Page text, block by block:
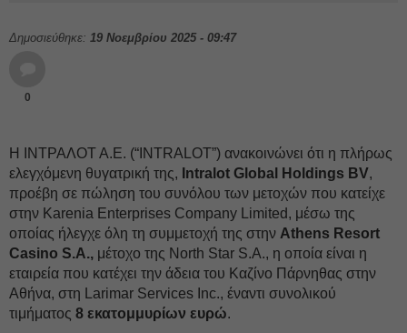
Δημοσιεύθηκε: 19 Νοεμβρίου 2025 - 09:47
0
Η ΙΝΤΡΑΛΟΤ Α.Ε. (“INTRALOT”) ανακοινώνει ότι η πλήρως
ελεγχόμενη θυγατρική της, Intralοt Global Holdings BV,
προέβη σε πώληση του συνόλου των μετοχών που κατείχε
στην Karenia Enterprises Company Limited, μέσω της
οποίας ήλεγχε όλη τη συμμετοχή της στην Athens Resort
Casino S.A., μέτοχο της North Star S.A., η οποία είναι η
εταιρεία που κατέχει την άδεια του Καζίνο Πάρνηθας στην
Αθήνα, στη Larimar Services Inc., έναντι συνολικού
τιμήματος 8 εκατομμυρίων ευρώ.